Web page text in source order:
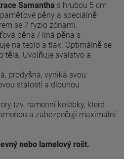
Samantha s hrubou 5 cm
pěny a speciálně
se 7 fyzio zónami.
pěna / líná pěna s
na teplo a tlak. Optimálně se
těla. Uvolňuje svalstvo a
prodyšná, vyniká svou
stálostí a dlouhou
tzv. ramenní kolébky, které
a zabezpečují maximalni
nebo lamelový rošt.